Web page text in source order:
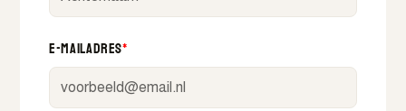
E-mailadres*